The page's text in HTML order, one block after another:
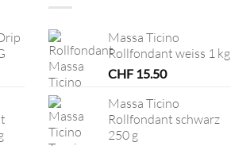
Massa Ticino
Rollfondant weiss 1 kg
CHF15.50
Massa Ticino
Rollfondant schwarz
250 g